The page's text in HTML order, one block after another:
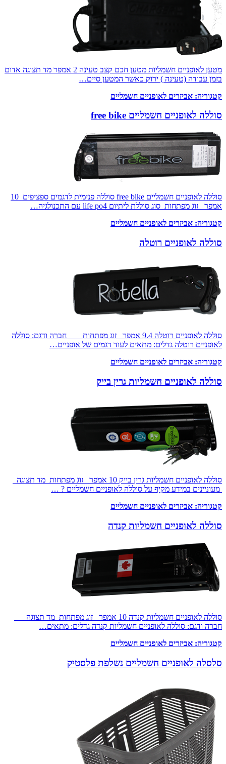
מטען לאופניים חשמליות מטען חכם קצב טעינה 2 אמפר מד תצוגה אדום
בזמן עבודה (טעינה ) ירוק כאשר המטען סיים…
קטגוריה: אביזרים לאופניים חשמליים
סוללה לאופניים חשמליים free bike
סוללה לאופניים חשמליים free bike סוללה פנימית לדגמים ספציפים 10
אמפר זוג מפתחות סוג סוללת ליתיום life po4 עם התכנולגיה…
קטגוריה: אביזרים לאופניים חשמליים
סוללה לאופניים רוטלה
סוללה לאופניים רוטלה 9.4 אמפר זוג מפתחות חברה ודגם: סוללה
לאופניים רוטלה גדלים: מתאים לעוד דגמים של אופניים…
קטגוריה: אביזרים לאופניים חשמליים
סוללה לאופניים חשמליות גרין בייק
סוללה לאופניים חשמליות גרין בייק 10 אמפר זוג מפתחות מד תצוגה
מעוניינים במידע מקיף על סוללה לאופניים חשמליים ? …
קטגוריה: אביזרים לאופניים חשמליים
סוללה לאופניים חשמליות קנדה
סוללה לאופניים חשמליות קנדה 10 אמפר זוג מפתחות מד תצוגה
חברה ודגם: סוללה לאופניים חשמליות קנדה גדלים: מתאים…
קטגוריה: אביזרים לאופניים חשמליים
סלסלה לאופניים חשמליים נשלפת פלסטיק